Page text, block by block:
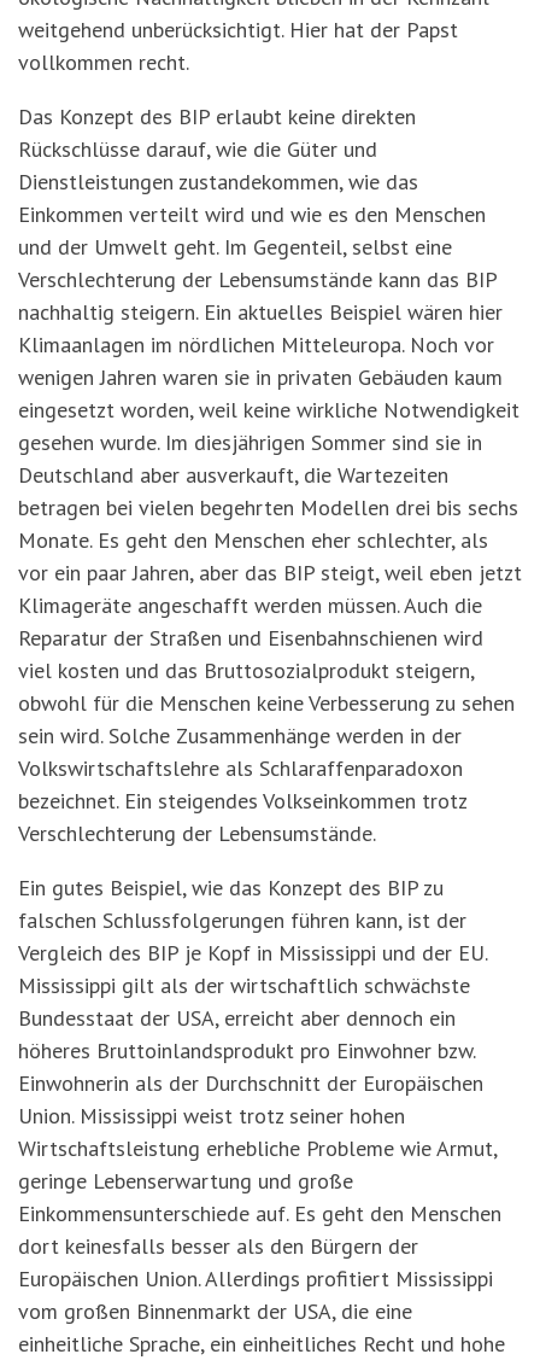
weitgehend unberücksichtigt. Hier hat der Papst
vollkommen recht.
Das Konzept des BIP erlaubt keine direkten
Rückschlüsse darauf, wie die Güter und
Dienstleistungen zustandekommen, wie das
Einkommen verteilt wird und wie es den Menschen
und der Umwelt geht. Im Gegenteil, selbst eine
Verschlechterung der Lebensumstände kann das BIP
nachhaltig steigern. Ein aktuelles Beispiel wären hier
Klimaanlagen im nördlichen Mitteleuropa. Noch vor
wenigen Jahren waren sie in privaten Gebäuden kaum
eingesetzt worden, weil keine wirkliche Notwendigkeit
gesehen wurde. Im diesjährigen Sommer sind sie in
Deutschland aber ausverkauft, die Wartezeiten
betragen bei vielen begehrten Modellen drei bis sechs
Monate. Es geht den Menschen eher schlechter, als
vor ein paar Jahren, aber das BIP steigt, weil eben jetzt
Klimageräte angeschafft werden müssen. Auch die
Reparatur der Straßen und Eisenbahnschienen wird
viel kosten und das Bruttosozialprodukt steigern,
obwohl für die Menschen keine Verbesserung zu sehen
sein wird. Solche Zusammenhänge werden in der
Volkswirtschaftslehre als Schlaraffenparadoxon
bezeichnet. Ein steigendes Volkseinkommen trotz
Verschlechterung der Lebensumstände.
Ein gutes Beispiel, wie das Konzept des BIP zu
falschen Schlussfolgerungen führen kann, ist der
Vergleich des BIP je Kopf in Mississippi und der EU.
Mississippi gilt als der wirtschaftlich schwächste
Bundesstaat der USA, erreicht aber dennoch ein
höheres Bruttoinlandsprodukt pro Einwohner bzw.
Einwohnerin als der Durchschnitt der Europäischen
Union. Mississippi weist trotz seiner hohen
Wirtschaftsleistung erhebliche Probleme wie Armut,
geringe Lebenserwartung und große
Einkommensunterschiede auf. Es geht den Menschen
dort keinesfalls besser als den Bürgern der
Europäischen Union. Allerdings profitiert Mississippi
vom großen Binnenmarkt der USA, die eine
einheitliche Sprache, ein einheitliches Recht und hohe